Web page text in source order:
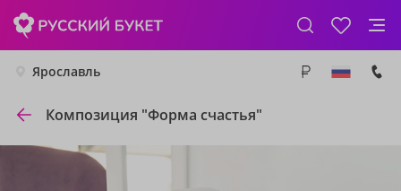
Ярославль
Композиция "Форма счастья"